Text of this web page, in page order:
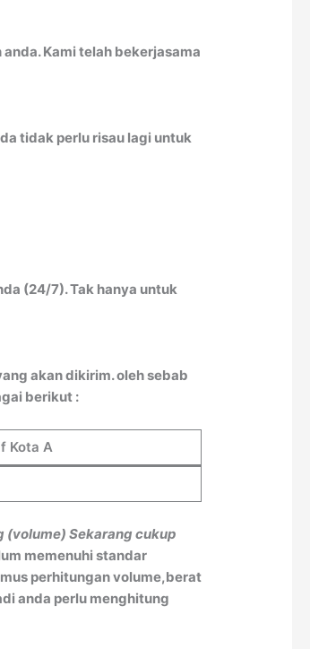
Kami telah bekerjasama
tidak perlu risau lagi untuk
(24/7). Tak hanya untuk
akan dikirim. oleh sebab
berikut :
Kota A
(volume) Sekarang cukup
memenuhi standar
perhitungan volume,berat
anda perlu menghitung